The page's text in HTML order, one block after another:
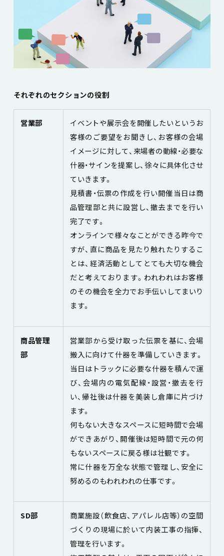
それぞれのセクションの役割
営業部
イベントや展示会を開催したいというお
客様のご要望をお聞きし、お客様の会場
イメージに対して、来場者の動線・必要な
什器・サインを提案し、徐々に具体化させ
ていきます。
見積書・伝票の作成を行い開催当日は商
品管理部と共に設営し、撤去までを行い
完了です。
オンラインで様々なことができる昨今で
すが、直に商品を見たり触れたりするこ
とは、経済活動としてとても大切な機会
だと考えております。われわれはお客様
のその機会を全力でお手伝いしてまいり
ます。
商品管理
部
営業部から受け取った伝票を基に、会場
搬入に向けて什器を準備していきます。
当日はトラックに必要な什器を積んで運
び、会場内の電気配線・設営・撤去を行
い、帰社後は什器を美装し倉庫に片づけ
ます。
何もない大きなスペースに短時間で会場
ができあがり、開催後は短時間で元の何
もないスペースに戻る様は壮観です。
常に什器を万全な状態で管理し、安全に
努めるのもわれわれの仕事です。
SD部
商業施設（飲食店、アパレル店等）の空間
づくりの現場に於いて内装工事の指揮、
管理を行います。